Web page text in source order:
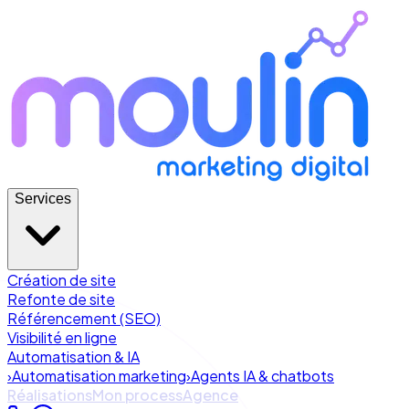
Services
Création de site
Refonte de site
Référencement (SEO)
Visibilité en ligne
Automatisation & IA
›Automatisation marketing›Agents IA & chatbots
RéalisationsMon processAgence